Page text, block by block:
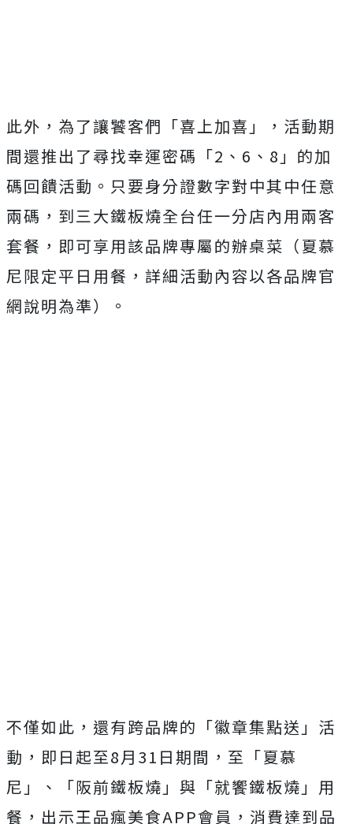
此外，為了讓饕客們「喜上加喜」，活動期
間還推出了尋找幸運密碼「2、6、8」的加
碼回饋活動。只要身分證數字對中其中任意
兩碼，到三大鐵板燒全台任一分店內用兩客
套餐，即可享用該品牌專屬的辦桌菜（夏慕
尼限定平日用餐，詳細活動內容以各品牌官
網說明為準）。
不僅如此，還有跨品牌的「徽章集點送」活
動，即日起至8月31日期間，至「夏慕
尼」、「阪前鐵板燒」與「就饗鐵板燒」用
餐，出示王品瘋美食APP會員，消費達到品